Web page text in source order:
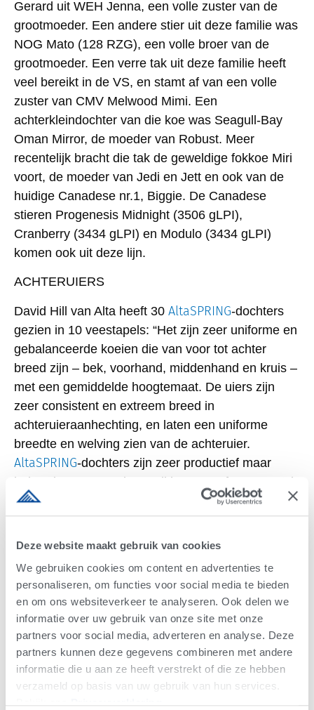
Deze website maakt gebruik van cookies
We gebruiken cookies om content en advertenties te
personaliseren, om functies voor social media te bieden
en om ons websiteverkeer te analyseren. Ook delen we
informatie over uw gebruik van onze site met onze
partners voor social media, adverteren en analyse. Deze
partners kunnen deze gegevens combineren met andere
informatie die u aan ze heeft verstrekt of die ze hebben
verzameld op basis van uw gebruik van hun services.
Gerard uit WEH Jenna, een volle zuster van de
grootmoeder. Een andere stier uit deze familie was
NOG Mato (128 RZG), een volle broer van de
grootmoeder. Een verre tak uit deze familie heeft
veel bereikt in de VS, en stamt af van een volle
zuster van CMV Melwood Mimi. Een
achterkleindochter van die koe was Seagull-Bay
Oman Mirror, de moeder van Robust. Meer
recentelijk bracht die tak de geweldige fokkoe Miri
voort, de moeder van Jedi en Jett en ook van de
huidige Canadese nr.1, Biggie. De Canadese
stieren Progenesis Midnight (3506 gLPI),
Cranberry (3434 gLPI) en Modulo (3434 gLPI)
komen ook uit deze lijn.
ACHTERUIERS
David Hill van Alta heeft 30 AltaSPRING-dochters
gezien in 10 veestapels: “Het zijn zeer uniforme en
gebalanceerde koeien die van voor tot achter
breed zijn – bek, voorhand, middenhand en kruis –
met een gemiddelde hoogtemaat. De uiers zijn
zeer consistent en extreem breed in
achteruieraanhechting, en laten een uniforme
breedte en welving zien van de achteruier.
AltaSPRING-dochters zijn zeer productief maar
behouden een goede conditie. De perfect centraal
gelegen draaiers zorgen ervoor dat de tamelijk
steile benen recht onder de koe staan. Enkele
dochters hebben ietwat oplopende kruizen, en
speenplaatsing in overeenstemming met de
fokwaarden. Hij past goed op koeien die
verbetering nodig hebben in hun achteruier, en die
steiler beenwerk met een meer stabiele klauw
kunnen gebruiken”.
ZONEN